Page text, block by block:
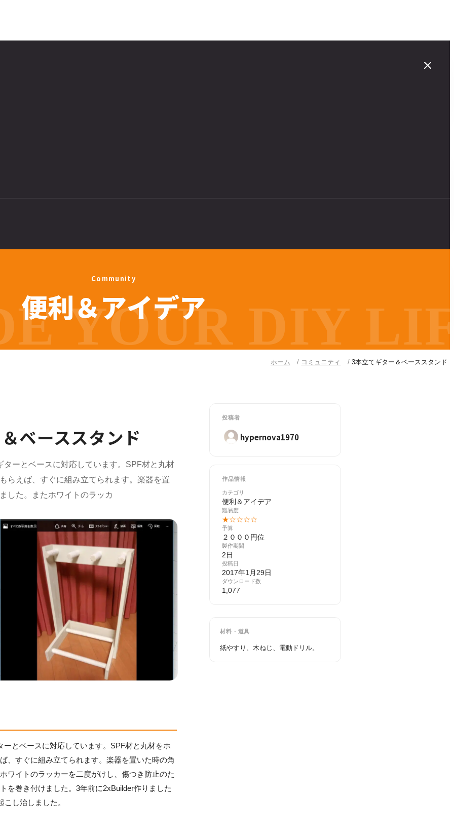
Co mmu nity
便利＆アイデア
YOUR DIY
ホーム コミュニティ 3本立てギター＆ベーススタンド
ベーススタンド
ターとベースに対応しています。SPF材と丸材
らえば、すぐに組み立てられます。楽器を置
した。またホワイトのラッカ
とベースに対応しています。SPF材と丸材をホ
、すぐに組み立てられます。楽器を置いた時の角
ワイトのラッカーを二度がけし、傷つき防止のた
を巻き付けました。3年前に2xBuilder作りました
し治しました。
投稿者
hypernova1970
作品情報
カテゴリ
便利＆アイデア
難易度
★☆☆☆☆
予算
２０００円位
製作期間
2日
投稿日
2017年1月29日
ダウンロード数
1,077
材料・道具
紙やすり、木ねじ、電動ドリル。